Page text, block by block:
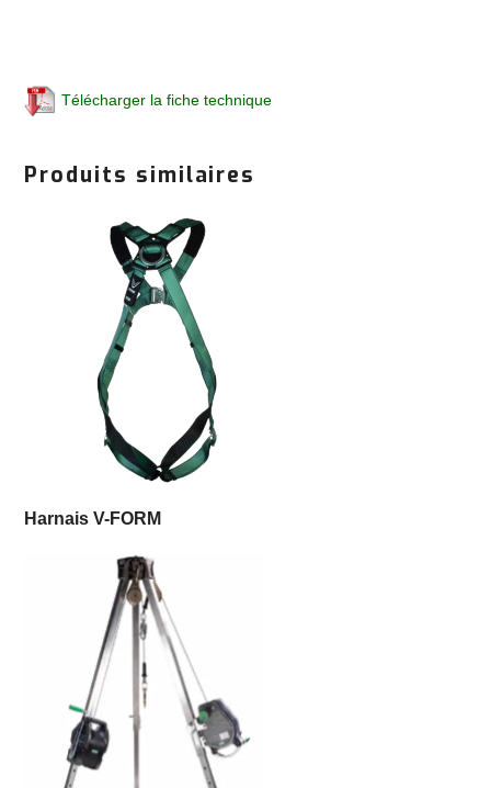
Télécharger la fiche technique
Produits similaires
Harnais V-FORM